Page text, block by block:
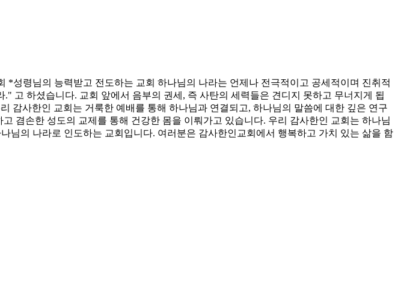
성령님의 능력받고 전도하는 교회 하나님의 나라는 언제나 전극적이고 공세적이며 진취적
고 하셨습니다. 교회 앞에서 음부의 권세, 즉 사탄의 세력들은 견디지 못하고 무너지게 됩
감사한인 교회는 거룩한 예배를 통해 하나님과 연결되고, 하나님의 말씀에 대한 깊은 연구
겸손한 성도의 교제를 통해 건강한 몸을 이뤄가고 있습니다. 우리 감사한인 교회는 하나님
님의 나라로 인도하는 교회입니다. 여러분은 감사한인교회에서 행복하고 가치 있는 삶을 함